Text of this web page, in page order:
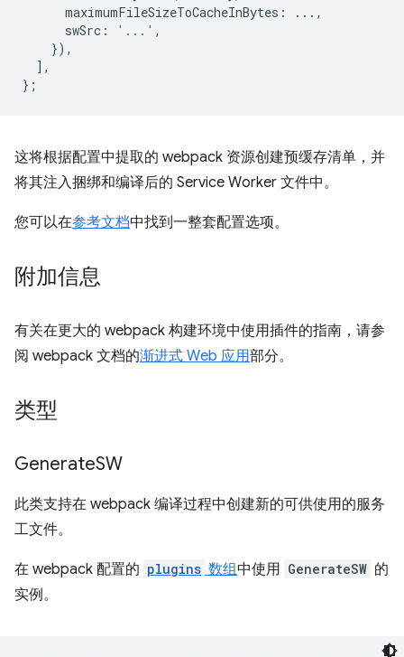
maximumFileSizeToCacheInBytes :
...,
swSrc : '...' ,
}),
],
};
这将根据配置中提取的 webpack 资源创建预缓存清单，并
将其注入捆绑和编译后的 Service Worker 文件中。
您可以在参考文档中找到一整套配置选项。
附加信息
有关在更大的 webpack 构建环境中使用插件的指南，请参
阅 webpack 文档的渐进式 Web 应用部分。
类型
GenerateSW
此类支持在 webpack 编译过程中创建新的可供使用的服务
工文件。
在 webpack 配置的 plugins 数组中使用 GenerateSW 的
实例。